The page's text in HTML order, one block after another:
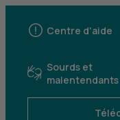
Centre d'aide
Sourds et
malentendants